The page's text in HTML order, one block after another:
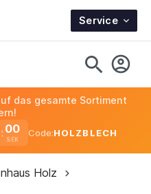
Service
59
das gesamte Sortiment
Code:HOLZBLECH
Holz